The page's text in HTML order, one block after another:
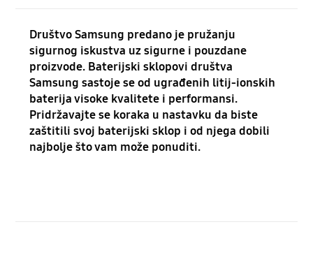
Društvo Samsung predano je pružanju
sigurnog iskustva uz sigurne i pouzdane
proizvode. Baterijski sklopovi društva
Samsung sastoje se od ugrađenih litij-ionskih
baterija visoke kvalitete i performansi.
Pridržavajte se koraka u nastavku da biste
zaštitili svoj baterijski sklop i od njega dobili
najbolje što vam može ponuditi.